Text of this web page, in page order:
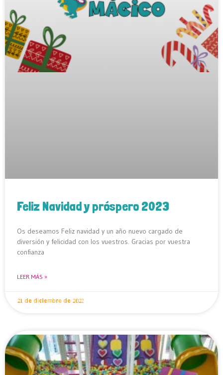
Feliz Navidad y próspero 2023
Os deseamos Feliz navidad y un año nuevo cargado de
diversión y felicidad con los vuestros. Gracias por vuestra
confianza
LEER MÁS »
21 de diciembre de 2022